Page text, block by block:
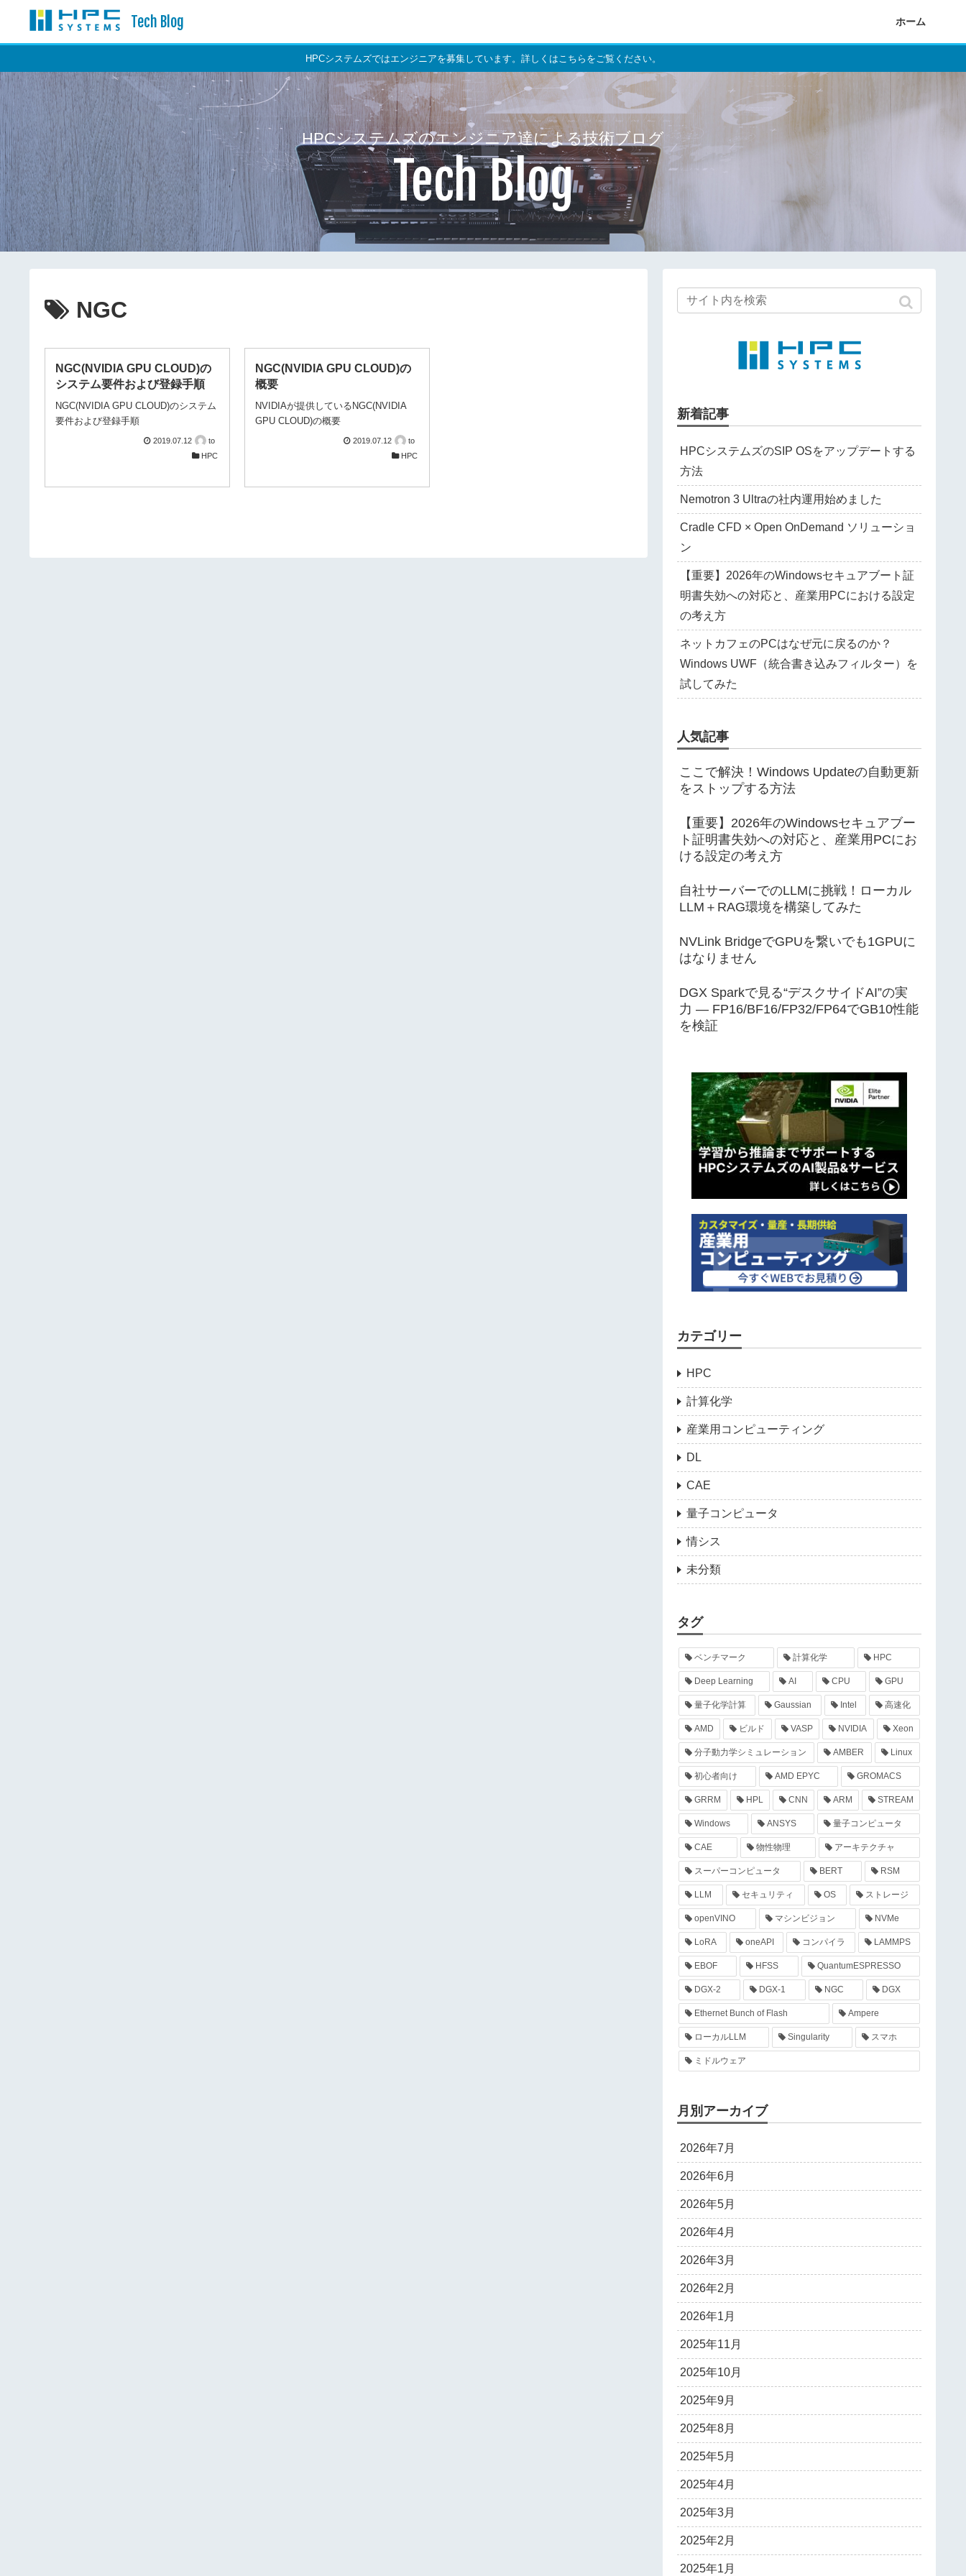
Tech Blog ホーム
HPCシステムズではエンジニアを募集しています。詳しくはこちらをご覧ください。
HPCシステムズのエンジニア達による技術ブログ
Tech Blog
NGC
NGC(NVIDIA GPU CLOUD)の
システム要件および登録手順
NGC(NVIDIA GPU CLOUD)のシステム
要件および登録手順
2019.07.12
to
HPC
NGC(NVIDIA GPU CLOUD)の
概要
NVIDIAが提供しているNGC(NVIDIA
GPU CLOUD)の概要
2019.07.12
to
HPC
新着記事
HPCシステムズのSIP OSをアップデートする
方法
Nemotron 3 Ultraの社内運用始めました
Cradle CFD × Open OnDemand ソリューショ
ン
【重要】2026年のWindowsセキュアブート証
明書失効への対応と、産業用PCにおける設定
の考え方
ネットカフェのPCはなぜ元に戻るのか？
Windows UWF（統合書き込みフィルター）を
試してみた
人気記事
ここで解決！Windows Updateの自動更新
をストップする方法
【重要】2026年のWindowsセキュアブー
ト証明書失効への対応と、産業用PCにお
ける設定の考え方
自社サーバーでのLLMに挑戦！ローカル
LLM＋RAG環境を構築してみた
NVLink BridgeでGPUを繋いでも1GPUに
はなりません
DGX Sparkで見る“デスクサイドAI”の実
力 ― FP16/BF16/FP32/FP64でGB10性能
を検証
カテゴリー
HPC
計算化学
産業用コンピューティング
DL
CAE
量子コンピュータ
情シス
未分類
タグ
ベンチマーク 計算化学 HPC
Deep Learning AI CPU GPU
量子化学計算 Gaussian Intel 高速化
AMD ビルド VASP NVIDIA Xeon
分子動力学シミュレーション AMBER Linux
初心者向け AMD EPYC GROMACS
GRRM HPL CNN ARM STREAM
Windows ANSYS 量子コンピュータ
CAE 物性物理 アーキテクチャ
スーパーコンピュータ BERT RSM
LLM セキュリティ OS ストレージ
openVINO マシンビジョン NVMe
LoRA oneAPI コンパイラ LAMMPS
EBOF HFSS QuantumESPRESSO
DGX-2 DGX-1 NGC DGX
Ethernet Bunch of Flash Ampere
ローカルLLM Singularity スマホ
ミドルウェア
月別アーカイブ
2026年7月
2026年6月
2026年5月
2026年4月
2026年3月
2026年2月
2026年1月
2025年11月
2025年10月
2025年9月
2025年8月
2025年5月
2025年4月
2025年3月
2025年2月
2025年1月